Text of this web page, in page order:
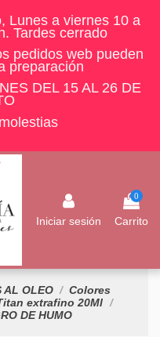
Lunes a viernes 10 a
Tardes cerrado
pedidos web pueden
preparación
DEL 15 AL 26 DE
Iniciar sesión
0
Carrito
AL OLEO
Colores
extrafino 20Ml
DE HUMO